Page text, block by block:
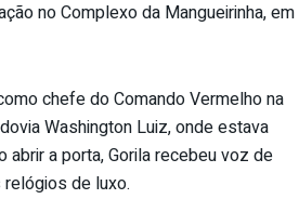
no Complexo da Mangueirinha, em
chefe do Comando Vermelho na
Washington Luiz, onde estava
abrir a porta, Gorila recebeu voz de
de luxo.